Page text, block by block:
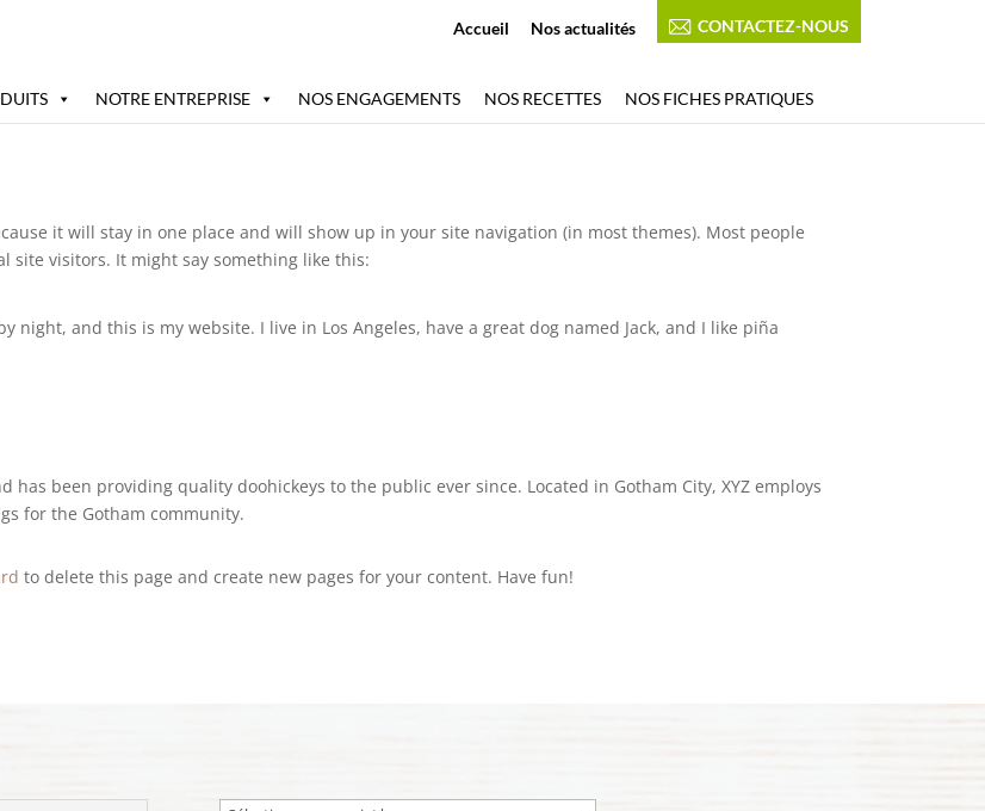
Accueil Nos actualités CONTACTEZ-NOUS
NOTRE ENTREPRISE NOS ENGAGEMENTS NOS RECETTES NOS FICHES PRATIQUES
it will stay in one place and will show up in your site navigation (in most themes). Most people
visitors. It might say something like this:
night, and this is my website. I live in Los Angeles, have a great dog named Jack, and I like piña
has been providing quality doohickeys to the public ever since. Located in Gotham City, XYZ employs
for the Gotham community.
to delete this page and create new pages for your content. Have fun!